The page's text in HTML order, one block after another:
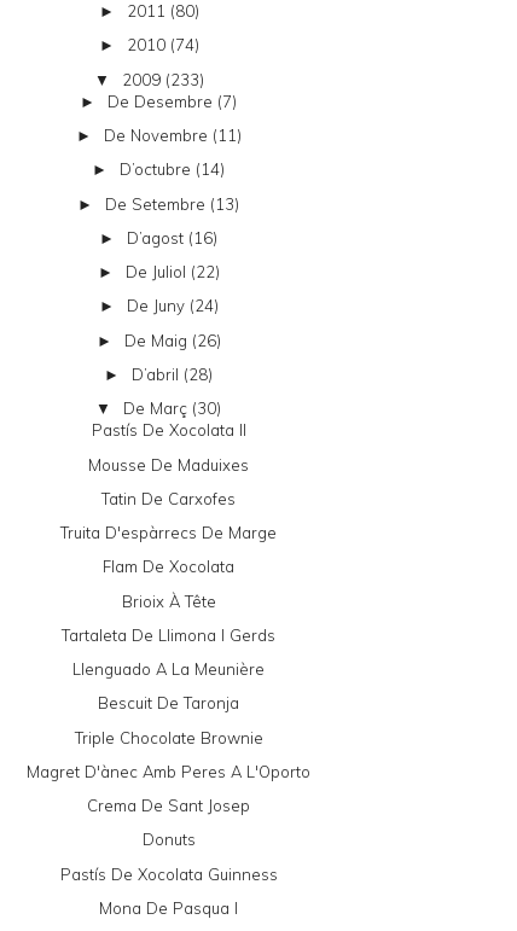
► 2011 (80)
► 2010 (74)
▼ 2009 (233)
► De Desembre (7)
► De Novembre (11)
► D’octubre (14)
► De Setembre (13)
► D’agost (16)
► De Juliol (22)
► De Juny (24)
► De Maig (26)
► D’abril (28)
▼ De Març (30)
Pastís De Xocolata II
Mousse De Maduixes
Tatin De Carxofes
Truita D'espàrrecs De Marge
Flam De Xocolata
Brioix À Tête
Tartaleta De Llimona I Gerds
Llenguado A La Meunière
Bescuit De Taronja
Triple Chocolate Brownie
Magret D'ànec Amb Peres A L'Oporto
Crema De Sant Josep
Donuts
Pastís De Xocolata Guinness
Mona De Pasqua I